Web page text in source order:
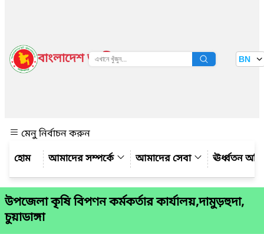
বাংলাদেশ জাতীয় তথ্য বাতায়ন BN
মেনু নির্বাচন করুন
আমাদের সম্পর্কে
আমাদের সেবা ঊর্ধ্বতন
উপজেলা কৃষি বিপণন কর্মকর্তার কার্যালয়,দামুড়হুদা,
চুয়াডাঙ্গা